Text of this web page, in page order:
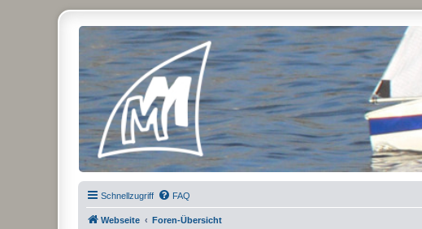
Micro Magic Forum Deutschland
Schnellzugriff FAQ
Webseite Foren-Übersicht